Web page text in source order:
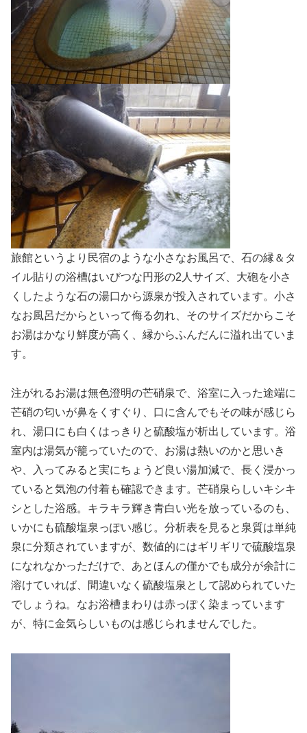
旅館というより民宿のような小さなお風呂で、石の縁＆タ
イル貼りの浴槽はいびつな円形の2人サイズ、大砲を小さ
くしたような石の湯口から源泉が投入されています。小さ
なお風呂だからといって侮る勿れ、そのサイズだからこそ
お湯はかなり鮮度が高く、縁からふんだんに溢れ出ていま
す。
注がれるお湯は無色澄明の芒硝泉で、浴室に入った途端に
芒硝の匂いが鼻をくすぐり、口に含んでもその味が感じら
れ、湯口にも白くはっきりと硫酸塩が析出しています。浴
室内は湯気が籠っていたので、お湯は熱いのかと思いき
や、入ってみると実にちょうど良い湯加減で、長く浸かっ
ていると気泡の付着も確認できます。芒硝泉らしいキシキ
シとした浴感。キラキラ輝き青白い光を放っているのも、
いかにも硫酸塩泉っぽい感じ。分析表を見ると泉質は単純
泉に分類されていますが、数値的にはギリギリで硫酸塩泉
になれなかっただけで、あとほんの僅かでも成分が余計に
溶けていれば、間違いなく硫酸塩泉として認められていた
でしょうね。なお浴槽まわりは赤っぽく染まっています
が、特に金気らしいものは感じられませんでした。